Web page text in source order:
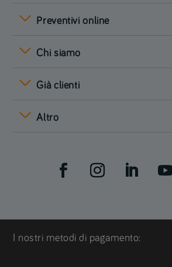
Preventivi online
Chi siamo
Già clienti
Altro
I nostri metodi di pagamento: